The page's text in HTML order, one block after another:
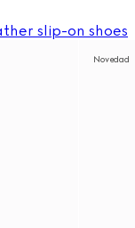
Novedad